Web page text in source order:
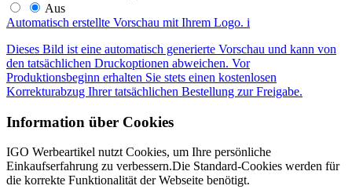
Aus
Automatisch erstellte Vorschau mit Ihrem Logo. i
Dieses Bild ist eine automatisch generierte Vorschau und kann von
den tatsächlichen Druckoptionen abweichen. Vor
Produktionsbeginn erhalten Sie stets einen kostenlosen
Korrekturabzug Ihrer tatsächlichen Bestellung zur Freigabe.
Information über Cookies
IGO Werbeartikel nutzt Cookies, um Ihre persönliche
Einkaufserfahrung zu verbessern.Die Standard-Cookies werden für
die korrekte Funktionalität der Webseite benötigt.